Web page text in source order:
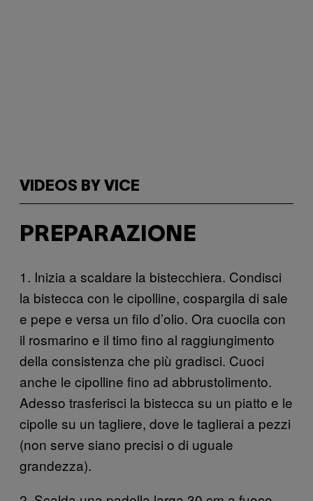
VIDEOS BY VICE
PREPARAZIONE
1. Inizia a scaldare la bistecchiera. Condisci
la bistecca con le cipolline, cospargila di sale
e pepe e versa un filo d’olio. Ora cuocila con
il rosmarino e il timo fino al raggiungimento
della consistenza che più gradisci. Cuoci
anche le cipolline fino ad abbrustolimento.
Adesso trasferisci la bistecca su un piatto e le
cipolle su un tagliere, dove le taglierai a pezzi
(non serve siano precisi o di uguale
grandezza).